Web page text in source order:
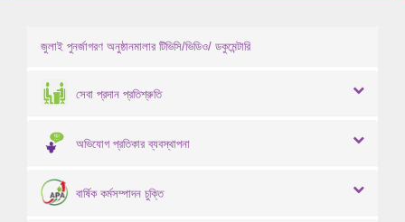
জুলাই পুনর্জাগরণ অনুষ্ঠানমালার টিভিসি/ভিডিও/ ডকুমেন্টারি
সেবা প্রদান প্রতিশ্রুতি
অভিযোগ প্রতিকার ব্যবস্থাপনা
বার্ষিক কর্মসম্পাদন চুক্তি